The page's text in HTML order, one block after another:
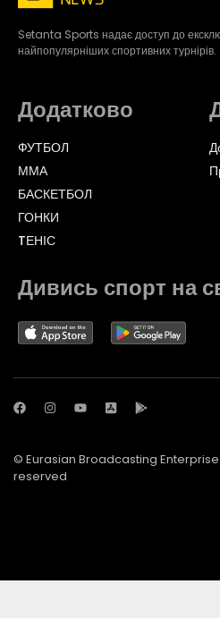
Setanta Sports надає доступ до
найпопулярніших спортивних турнірів.
Додатково
ФУТБОЛ
ММА
БАСКЕТБОЛ
ГОНКИ
TЕНІС
Дивись спорт на
© Eurasian Broadcasting
reserved